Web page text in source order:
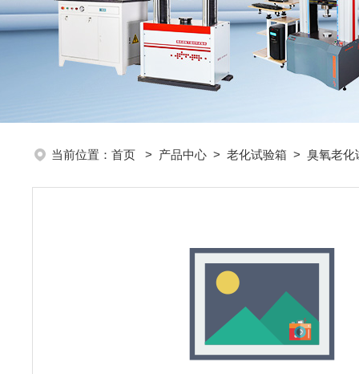
当前位置： 首页 > 产品中心 > 老化试验箱 > 臭氧老化